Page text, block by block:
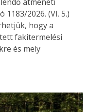
2026. (VI. 5.)
hogy a
fakitermelési
és mely